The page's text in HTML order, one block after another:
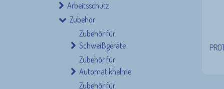
Arbeitsschutz
Zubehör
Zubehör für
Schweißgeräte
Zubehör für
Automatikhelme
Zubehör für